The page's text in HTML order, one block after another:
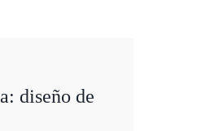
diseño de